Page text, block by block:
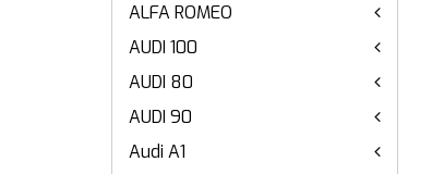
ALFA ROMEO
AUDI 100
AUDI 80
AUDI 90
Audi A1